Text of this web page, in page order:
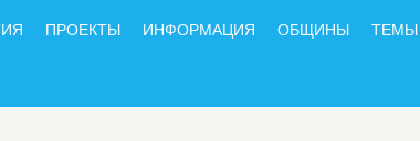
ПРОЕКТЫ ИНФОРМАЦИЯ ОБЩИНЫ ТЕМЫ